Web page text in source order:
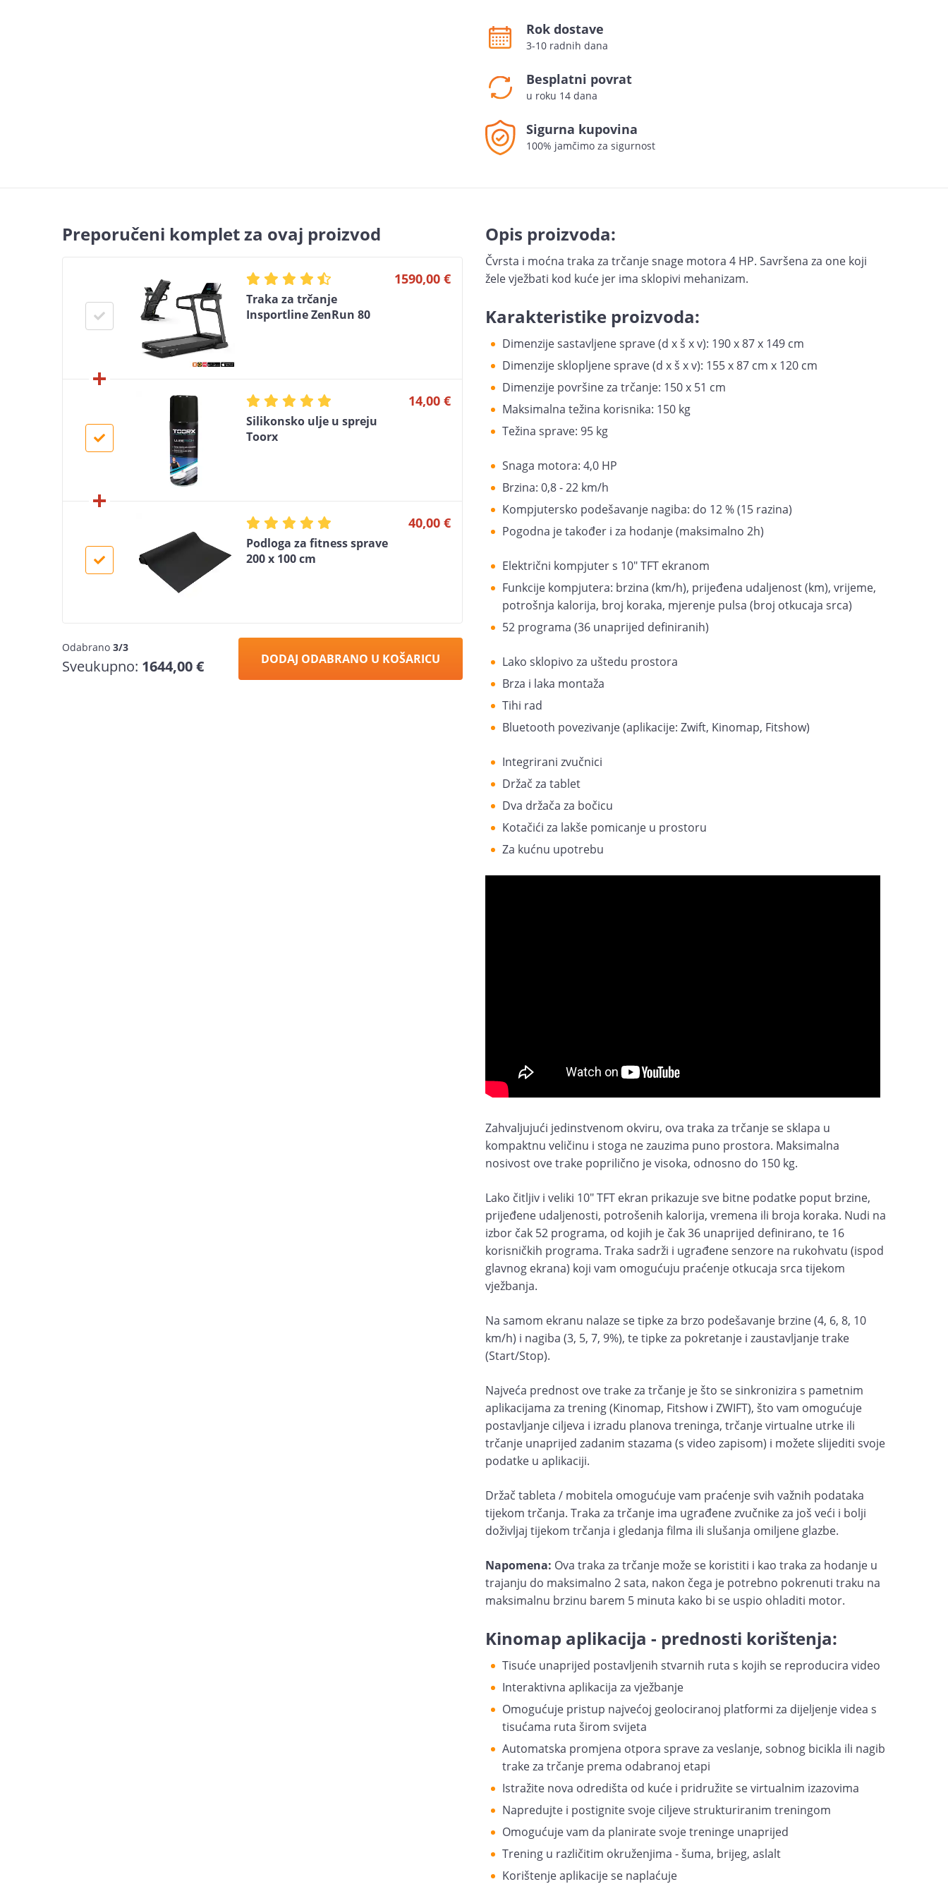
Rok dostave
3-10 radnih dana
Besplatni povrat
u roku 14 dana
Sigurna kupovina
100% jamčimo za sigurnost
Opis proizvoda:
Čvrsta i moćna traka za trčanje snage motora 4 HP. Savršena za one koji
žele vježbati kod kuće jer ima sklopivi mehanizam.
Karakteristike proizvoda:
Dimenzije sastavljene sprave (d x š x v): 190 x 87 x 149 cm
Dimenzije sklopljene sprave (d x š x v): 155 x 87 cm x 120 cm
Dimenzije površine za trčanje: 150 x 51 cm
Maksimalna težina korisnika: 150 kg
Težina sprave: 95 kg
Snaga motora: 4,0 HP
Brzina: 0,8 - 22 km/h
Kompjutersko podešavanje nagiba: do 12 % (15 razina)
Pogodna je također i za hodanje (maksimalno 2h)
Električni kompjuter s 10" TFT ekranom
Funkcije kompjutera: brzina (km/h), prijeđena udaljenost (km), vrijeme,
potrošnja kalorija, broj koraka, mjerenje pulsa (broj otkucaja srca)
52 programa (36 unaprijed definiranih)
Lako sklopivo za uštedu prostora
Brza i laka montaža
Tihi rad
Bluetooth povezivanje (aplikacije: Zwift, Kinomap, Fitshow)
Integrirani zvučnici
Držač za tablet
Dva držača za bočicu
Kotačići za lakše pomicanje u prostoru
Za kućnu upotrebu
Zahvaljujući jedinstvenom okviru, ova traka za trčanje se sklapa u
kompaktnu veličinu i stoga ne zauzima puno prostora. Maksimalna
nosivost ove trake poprilično je visoka, odnosno do 150 kg.
Lako čitljiv i veliki 10" TFT ekran prikazuje sve bitne podatke poput brzine,
prijeđene udaljenosti, potrošenih kalorija, vremena ili broja koraka. Nudi na
izbor čak 52 programa, od kojih je čak 36 unaprijed definirano, te 16
korisničkih programa. Traka sadrži i ugrađene senzore na rukohvatu (ispod
glavnog ekrana) koji vam omogućuju praćenje otkucaja srca tijekom
vježbanja.
Na samom ekranu nalaze se tipke za brzo podešavanje brzine (4, 6, 8, 10
km/h) i nagiba (3, 5, 7, 9%), te tipke za pokretanje i zaustavljanje trake
(Start/Stop).
Najveća prednost ove trake za trčanje je što se sinkronizira s pametnim
aplikacijama za trening (Kinomap, Fitshow i ZWIFT), što vam omogućuje
postavljanje ciljeva i izradu planova treninga, trčanje virtualne utrke ili
trčanje unaprijed zadanim stazama (s video zapisom) i možete slijediti svoje
podatke u aplikaciji.
Držač tableta / mobitela omogućuje vam praćenje svih važnih podataka
tijekom trčanja. Traka za trčanje ima ugrađene zvučnike za još veći i bolji
doživljaj tijekom trčanja i gledanja filma ili slušanja omiljene glazbe.
Napomena: Ova traka za trčanje može se koristiti i kao traka za hodanje u
trajanju do maksimalno 2 sata, nakon čega je potrebno pokrenuti traku na
maksimalnu brzinu barem 5 minuta kako bi se uspio ohladiti motor.
Kinomap aplikacija - prednosti korištenja:
Tisuće unaprijed postavljenih stvarnih ruta s kojih se reproducira video
Interaktivna aplikacija za vježbanje
Omogućuje pristup najvećoj geolociranoj platformi za dijeljenje videa s
tisućama ruta širom svijeta
Automatska promjena otpora sprave za veslanje, sobnog bicikla ili nagib
trake za trčanje prema odabranoj etapi
Istražite nova odredišta od kuće i pridružite se virtualnim izazovima
Napredujte i postignite svoje ciljeve strukturiranim treningom
Omogućuje vam da planirate svoje treninge unaprijed
Trening u različitim okruženjima - šuma, brijeg, aslalt
Korištenje aplikacije se naplaćuje
Preporučeni komplet za ovaj proizvod
Traka za trčanje
Insportline ZenRun 80
1590,00 €
Silikonsko ulje u spreju
Toorx
14,00 €
Podloga za fitness sprave
200 x 100 cm
40,00 €
Odabrano 3/3
Sveukupno: 1644,00 € DODAJ ODABRANO U KOŠARICU